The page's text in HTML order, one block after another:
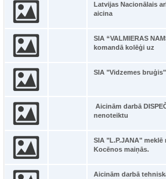
Latvijas Nacionālais
aicina
SIA “VALMIERAS
komandā kolēģi uz
SIA "Vidzemes
Aicinām darbā
nenoteiktu
SIA "L.P.JANA" meklē
Kocēnos maiņās.
Aicinām darbā